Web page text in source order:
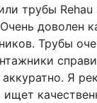
трубы
доволен
Трубы
Я
ищет